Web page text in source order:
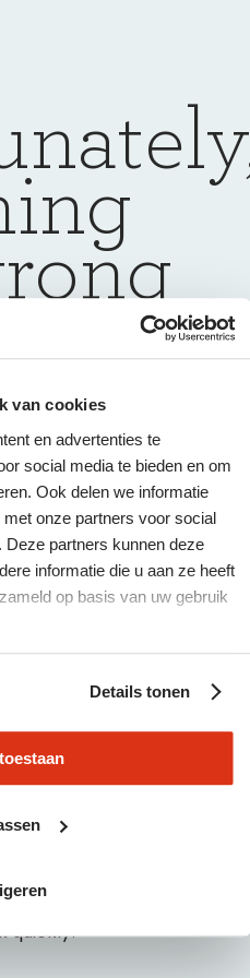
van cookies
en advertenties te
social media te bieden en om
Ook delen we informatie
onze partners voor social
partners kunnen deze
informatie die u aan ze heeft
op basis van uw gebruik
Details tonen
to
back
the right staff via these
help?
our employees: 040 21 55
will help you get back
quickly!